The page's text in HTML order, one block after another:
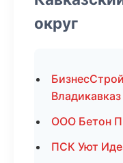
округ
Владикавказ
ООО Бетон
ПСК Уют